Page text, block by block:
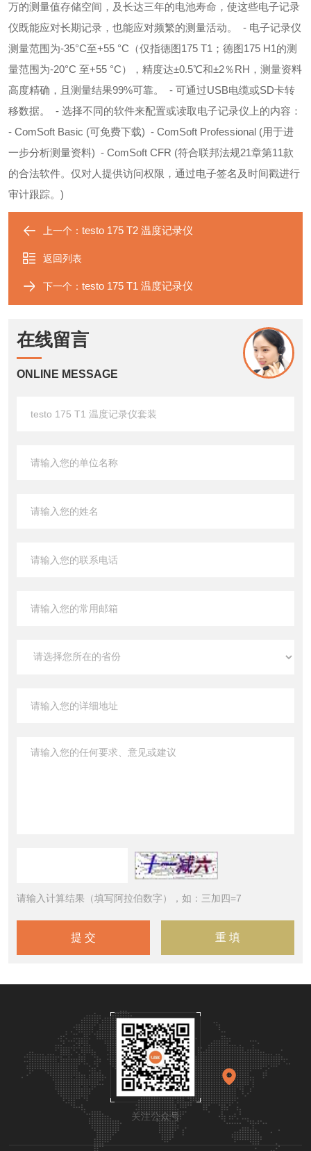
万的测量值存储空间，及长达三年的电池寿命，使这些电子记录
仪既能应对长期记录，也能应对频繁的测量活动。
- 电子记录仪
测量范围为-35°C至+55 °C（仅指德图175 T1；德图175 H1的测
量范围为-20°C 至+55 °C），精度达±0.5℃和±2％RH，测量资料
高度精确，且测量结果99%可靠。
- 可通过USB电缆或SD卡转
移数据。
- 选择不同的软件来配置或读取电子记录仪上的内容：
- ComSoft Basic (可免费下载) - ComSoft Professional (用于进
一步分析测量资料) - ComSoft CFR (符合联邦法规21章第11款
的合法软件。仅对人提供访问权限，通过电子签名及时间戳进行
审计跟踪。)
上一个： testo 175 T2 温度记录仪
返回列表
下一个： testo 175 T1 温度记录仪
在线留言
ONLINE MESSAGE
请输入计算结果（填写阿拉伯数字），如：三加四=7
关注公众号